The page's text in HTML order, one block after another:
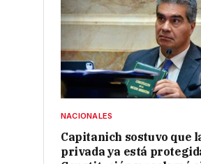
NACIONALES
Capitanich sostuvo que
privada ya está